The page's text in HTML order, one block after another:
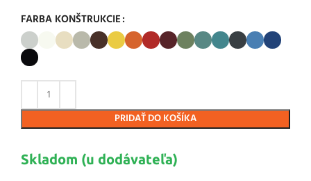
FARBA KONŠTRUKCIE
PRIDAŤ DO KOŠÍKA
Skladom (u dodávateľa)